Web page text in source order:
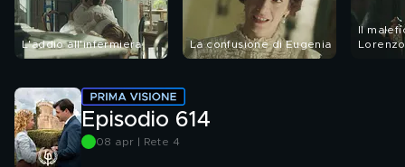
L'addio all'infermiera La confusione di Eugenia
Il
Episodio 614
08 apr | Rete 4